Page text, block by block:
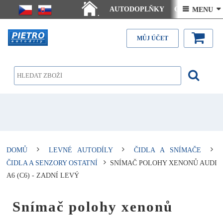
.
AUTODOPLŇKY Ceny doručení
Články - návody Kontakt
 MENU 
MŮJ ÚČET
DOMŮ LEVNÉ AUTODÍLY
ČIDLA A SNÍMAČE
ČIDLA A SENZORY OSTATNÍ
SNÍMAČ POLOHY XENONŮ AUDI
A6 (C6) - ZADNÍ LEVÝ
Snímač polohy xenonů